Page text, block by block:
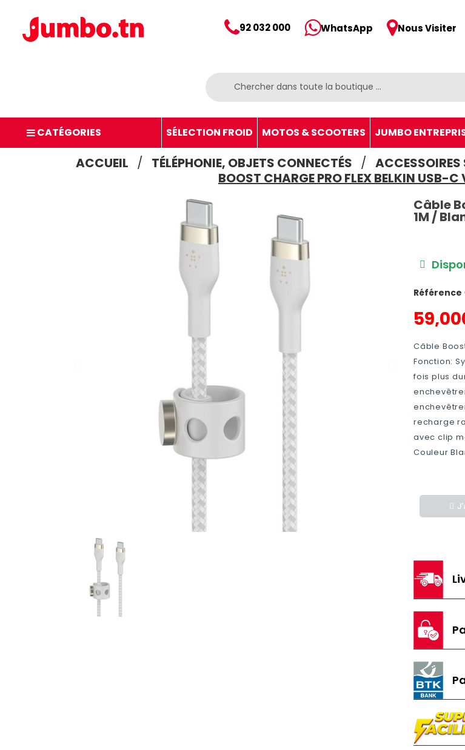
92 032 000 WhatsApp Nous Visiter
CATÉGORIES SÉLECTION FROID MOTOS & SCOOTERS JUMBO
ACCUEIL TÉLÉPHONIE, OBJETS CONNECTÉS
BOOST CHARGE PRO FLEX BELKIN USB-
Câble
1M /
Référence
Câble
Fonction:
fois plus
recharge
avec clip
Couleur